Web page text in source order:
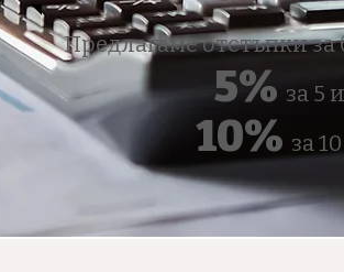
Предлагаме отстъпки
5% за 5
10% за